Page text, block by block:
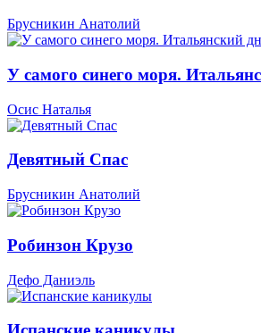
Брусникин Анатолий
У самого синего моря.
Осис Наталья
Девятный Спас
Брусникин Анатолий
Робинзон Крузо
Дефо Даниэль